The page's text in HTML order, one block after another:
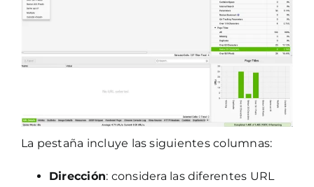
La pestaña incluye las siguientes columnas:
Dirección: considera las diferentes URL